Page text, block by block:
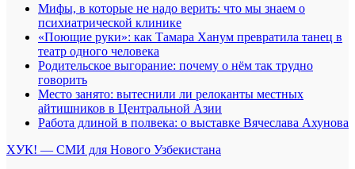
Мифы, в которые не надо верить: что мы знаем о
психиатрической клинике
«Поющие руки»: как Тамара Ханум превратила танец в
театр одного человека
Родительское выгорание: почему о нём так трудно
говорить
Место занято: вытеснили ли релоканты местных
айтишников в Центральной Азии
Работа длиной в полвека: о выставке Вячеслава Ахунова
ХУК! — СМИ для Нового Узбекистана